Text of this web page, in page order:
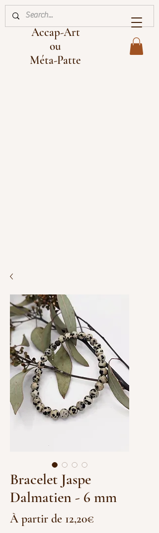
Accap-Art
ou
Méta-Patte
Bracelet Jaspe
Dalmatien - 6 mm
À partir de 12,20€